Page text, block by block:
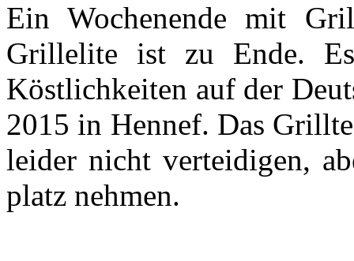
Ein Wochenende mit
Grillelite ist zu Ende.
Köstlichkeiten auf der
2015 in Hennef. Das
leider nicht verteidigen,
platz nehmen.